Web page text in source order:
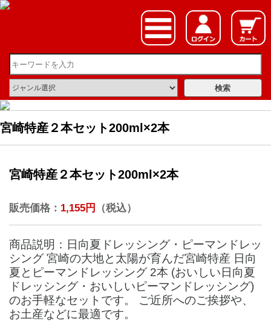
宮崎特産２本セット200ml×2本
宮崎特産２本セット200ml×2本
販売価格： 1,155円 （税込）
商品説明：日向夏ドレッシング・ピーマンドレッ
シング 宮崎の大地と太陽が育んだ宮崎特産 日向
夏とピーマンドレッシング 2本 (おいしい日向夏
ドレッシング・おいしいピーマンドレッシング)
のお手軽なセットです。 ご近所へのご挨拶や、
お土産などに最適です。